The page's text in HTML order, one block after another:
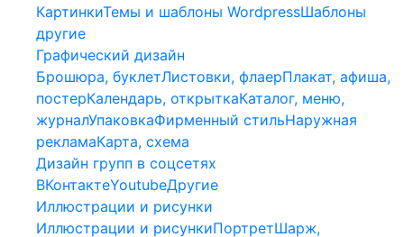
КартинкиТемы и шаблоны WordpressШаблоны
другие
Графический дизайн
Брошюра, буклетЛистовки, флаерПлакат, афиша,
постерКалендарь, открыткаКаталог, меню,
журналУпаковкаФирменный стильНаружная
рекламаКарта, схема
Дизайн групп в соцсетях
ВКонтактеYoutubeДругие
Иллюстрации и рисунки
Иллюстрации и рисункиПортретШарж,